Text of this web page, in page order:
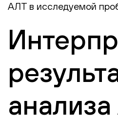
АЛТ в исследуемой